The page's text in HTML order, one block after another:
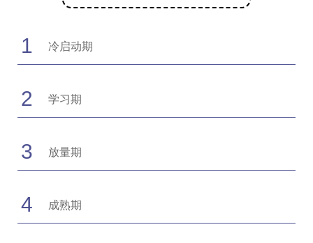
1 冷启动期
2 学习期
3 放量期
4 成熟期